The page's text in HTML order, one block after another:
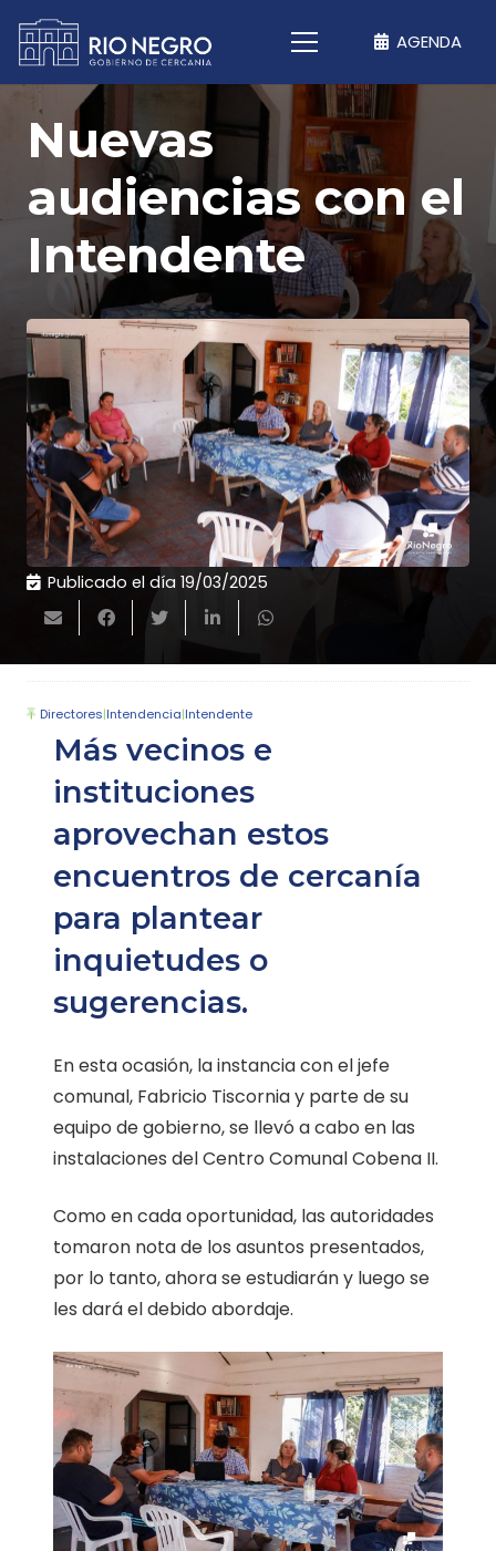
AGENDA
Nuevas
audiencias con el
Intendente
Publicado el día 19/03/2025
Directores|Intendencia|Intendente
Más vecinos e
instituciones
aprovechan estos
encuentros de cercanía
para plantear
inquietudes o
sugerencias.
En esta ocasión, la instancia con el jefe
comunal, Fabricio Tiscornia y parte de su
equipo de gobierno, se llevó a cabo en las
instalaciones del Centro Comunal Cobena II.
Como en cada oportunidad, las autoridades
tomaron nota de los asuntos presentados,
por lo tanto, ahora se estudiarán y luego se
les dará el debido abordaje.